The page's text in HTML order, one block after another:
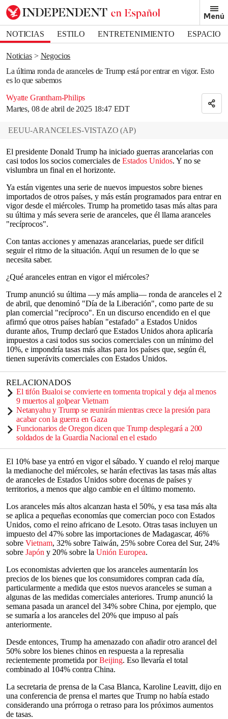
Menú
NOTICIAS ESTILO ENTRETENIMIENTO
ESPACIO
DEPORTES
Noticias
Negocios
La última ronda de aranceles de Trump está por entrar en vigor. Esto
es lo que sabemos
Wyatte Grantham-Philips
Martes, 08 de abril de 2025 18:47 EDT
Bookmark popover
Removed from bookmarks
Close popover
EEUU-ARANCELES-VISTAZO (AP)
El presidente Donald Trump ha iniciado guerras arancelarias con
casi todos los socios comerciales de Estados Unidos. Y no se
vislumbra un final en el horizonte.
Ya están vigentes una serie de nuevos impuestos sobre bienes
importados de otros países, y más están programados para entrar en
vigor desde el miércoles. Trump ha prometido tasas más altas para
su última y más severa serie de aranceles, que él llama aranceles
"recíprocos".
Con tantas acciones y amenazas arancelarias, puede ser difícil
seguir el ritmo de la situación. Aquí un resumen de lo que se
necesita saber.
¿Qué aranceles entran en vigor el miércoles?
Trump anunció su última —y más amplia— ronda de aranceles el 2
de abril, que denominó "Día de la Liberación", como parte de su
plan comercial "recíproco". En un discurso encendido en el que
afirmó que otros países habían "estafado" a Estados Unidos
durante años, Trump declaró que Estados Unidos ahora aplicaría
impuestos a casi todos sus socios comerciales con un mínimo del
10%, e impondría tasas más altas para los países que, según él,
tienen superávits comerciales con Estados Unidos.
RELACIONADOS
El tifón Bualoi se convierte en tormenta tropical y deja al menos
9 muertos al golpear Vietnam
Netanyahu y Trump se reunirán mientras crece la presión para
acabar con la guerra en Gaza
Funcionarios de Oregon dicen que Trump desplegará a 200
soldados de la Guardia Nacional en el estado
El 10% base ya entró en vigor el sábado. Y cuando el reloj marque
la medianoche del miércoles, se harán efectivas las tasas más altas
de aranceles de Estados Unidos sobre docenas de países y
territorios, a menos que algo cambie en el último momento.
Los aranceles más altos alcanzan hasta el 50%, y esa tasa más alta
se aplica a pequeñas economías que comercian poco con Estados
Unidos, como el reino africano de Lesoto. Otras tasas incluyen un
impuesto del 47% sobre las importaciones de Madagascar, 46%
sobre Vietnam, 32% sobre Taiwán, 25% sobre Corea del Sur, 24%
sobre Japón y 20% sobre la Unión Europea.
Los economistas advierten que los aranceles aumentarán los
precios de los bienes que los consumidores compran cada día,
particularmente a medida que estos nuevos aranceles se suman a
algunas de las medidas comerciales anteriores. Trump anunció la
semana pasada un arancel del 34% sobre China, por ejemplo, que
se sumaría a los aranceles del 20% que impuso al país
anteriormente.
Desde entonces, Trump ha amenazado con añadir otro arancel del
50% sobre los bienes chinos en respuesta a la represalia
recientemente prometida porBeijing. Eso llevaría el total
combinado al 104% contra China.
La secretaria de prensa de la Casa Blanca, Karoline Leavitt, dijo en
una conferencia de prensa el martes que Trump no había estado
considerando una prórroga o retraso para los próximos aumentos
de tasas.